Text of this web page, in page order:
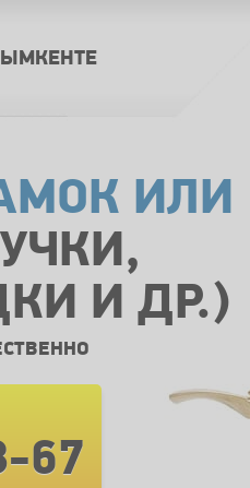
ИЛИ
И ДР.)
67